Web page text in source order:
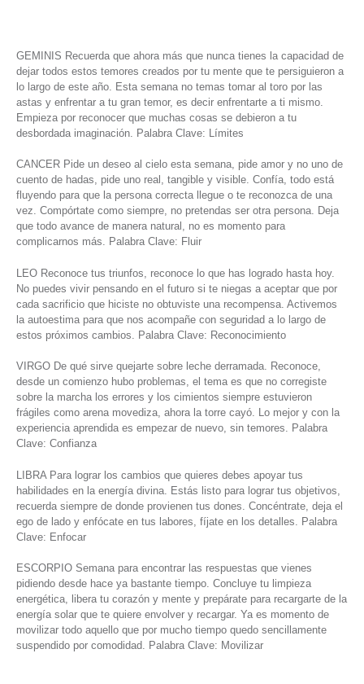
GEMINIS Recuerda que ahora más que nunca tienes la capacidad de
dejar todos estos temores creados por tu mente que te persiguieron a
lo largo de este año. Esta semana no temas tomar al toro por las
astas y enfrentar a tu gran temor, es decir enfrentarte a ti mismo.
Empieza por reconocer que muchas cosas se debieron a tu
desbordada imaginación. Palabra Clave: Límites
CANCER Pide un deseo al cielo esta semana, pide amor y no uno de
cuento de hadas, pide uno real, tangible y visible. Confía, todo está
fluyendo para que la persona correcta llegue o te reconozca de una
vez. Compórtate como siempre, no pretendas ser otra persona. Deja
que todo avance de manera natural, no es momento para
complicarnos más. Palabra Clave: Fluir
LEO Reconoce tus triunfos, reconoce lo que has logrado hasta hoy.
No puedes vivir pensando en el futuro si te niegas a aceptar que por
cada sacrificio que hiciste no obtuviste una recompensa. Activemos
la autoestima para que nos acompañe con seguridad a lo largo de
estos próximos cambios. Palabra Clave: Reconocimiento
VIRGO De qué sirve quejarte sobre leche derramada. Reconoce,
desde un comienzo hubo problemas, el tema es que no corregiste
sobre la marcha los errores y los cimientos siempre estuvieron
frágiles como arena movediza, ahora la torre cayó. Lo mejor y con la
experiencia aprendida es empezar de nuevo, sin temores. Palabra
Clave: Confianza
LIBRA Para lograr los cambios que quieres debes apoyar tus
habilidades en la energía divina. Estás listo para lograr tus objetivos,
recuerda siempre de donde provienen tus dones. Concéntrate, deja el
ego de lado y enfócate en tus labores, fíjate en los detalles. Palabra
Clave: Enfocar
ESCORPIO Semana para encontrar las respuestas que vienes
pidiendo desde hace ya bastante tiempo. Concluye tu limpieza
energética, libera tu corazón y mente y prepárate para recargarte de la
energía solar que te quiere envolver y recargar. Ya es momento de
movilizar todo aquello que por mucho tiempo quedo sencillamente
suspendido por comodidad. Palabra Clave: Movilizar